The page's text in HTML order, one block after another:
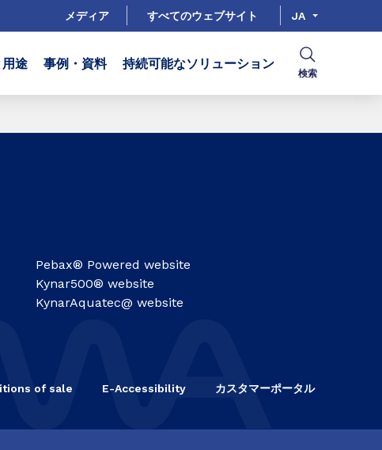
メディア すべてのウェブサイト JA
途 事例・資料 持続可能なソリューション
検索
Pebax® Powered website
Kynar500® website
KynarAquatec@ website
of sale E-Accessibility カスタマーポータル